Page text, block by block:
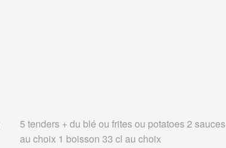
5 tenders + du blé ou frites ou potatoes 2 sauces
au choix 1 boisson 33 cl au choix